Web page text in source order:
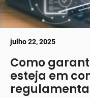
julho 22, 2025
Como
esteja em